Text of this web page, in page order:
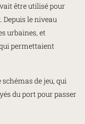
être utilisé pour
le niveau
urbaines, et
permettaient
de jeu, qui
du port pour passer